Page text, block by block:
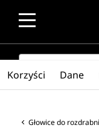
SEARCH
Głowice do
Korzyści Dane